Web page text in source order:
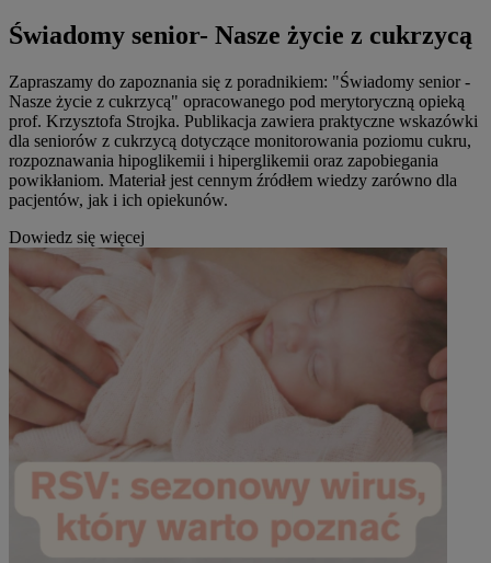
Świadomy senior- Nasze życie z cukrzycą
Zapraszamy do zapoznania się z poradnikiem: "Świadomy senior -
Nasze życie z cukrzycą" opracowanego pod merytoryczną opieką
prof. Krzysztofa Strojka. Publikacja zawiera praktyczne wskazówki
dla seniorów z cukrzycą dotyczące monitorowania poziomu cukru,
rozpoznawania hipoglikemii i hiperglikemii oraz zapobiegania
powikłaniom. Materiał jest cennym źródłem wiedzy zarówno dla
pacjentów, jak i ich opiekunów.
Dowiedz się więcej